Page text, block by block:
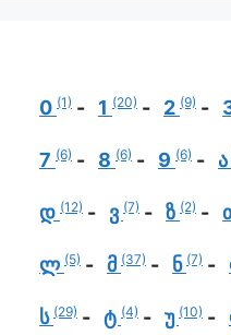
0 (1) 1 (20) 2 (9)
7 (6) 8 (6) 9 (6) ა
დ (12) ვ (7) ზ (2)
ლ (5) მ (37) ნ (7)
ს (29) ტ (4) უ (10)